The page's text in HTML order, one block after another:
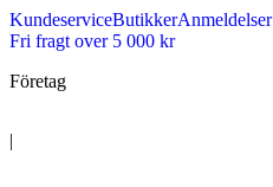
KundeserviceButikkerAnmeldelser
Fri fragt over 5 000 kr
Företag
|